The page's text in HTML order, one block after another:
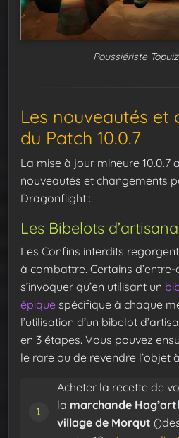
Poussiériste
Les nouveautés et
du Patch 10.0.7
La mise à jour mineure 10.0.7
nouveautés et changements
Dragonflight :
Les Bibelots
Les Confins interdits
à combattre. Certains
s’invoquer qu’en utilisant un
épique spécifique à chaque
l’utilisation d’un bibelot
en 3 étapes. Vous pouvez
le rare ou de revendre l’objet
Acheter la recette de
la marchande
village de Morqut